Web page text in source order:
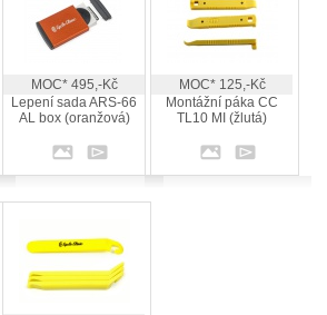
MOC* 495,-Kč
Lepení sada ARS-66
AL box (oranžová)
MOC* 125,-Kč
Montážní páka CC
TL10 MI (žlutá)